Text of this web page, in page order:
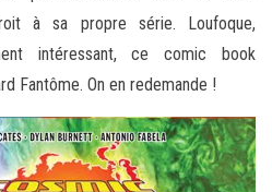
à sa propre série. Loufoque,
intéressant, ce comic book
Fantôme. On en redemande !